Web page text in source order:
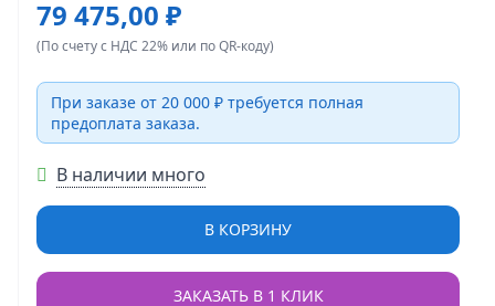
79 475,00 ₽
(По счету с НДС 22% или по QR-коду)
При заказе от 20 000 ₽ требуется полная
предоплата заказа.
В наличии много
В КОРЗИНУ
ЗАКАЗАТЬ В 1 КЛИК